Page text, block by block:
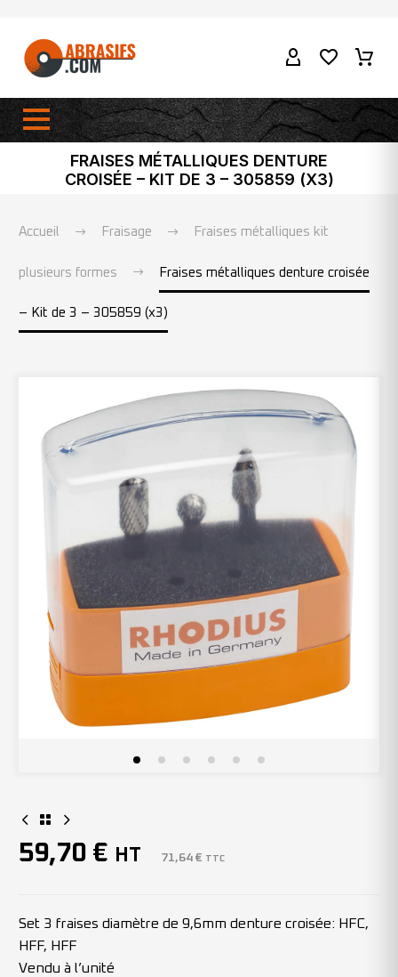
FRAISES MÉTALLIQUES DENTURE
CROISÉE – KIT DE 3 – 305859 (X3)
Accueil Fraisage Fraises métalliques kit
plusieurs formes Fraises métalliques denture croisée
– Kit de 3 – 305859 (x3)
59,70 € HT 71,64 € TTC
Set 3 fraises diamètre de 9,6mm denture croisée: HFC,
HFF, HFF
Vendu à l’unité